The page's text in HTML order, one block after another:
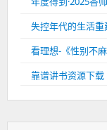
失控年代的生活
看理想-《性别不麻
靠谱讲书资源下载